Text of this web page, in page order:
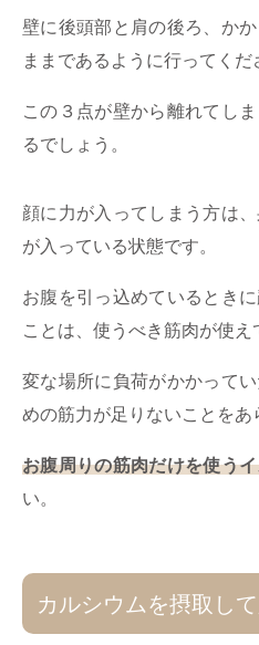
壁に後頭部と肩の後ろ、か
ままであるように行ってくだ
この３点が壁から離れてしま
るでしょう。
顔に力が入ってしまう方は
が入っている状態です。
お腹を引っ込めているとき
ことは、使うべき筋肉が使え
変な場所に負荷がかかって
めの筋力が足りないことをあ
お腹周りの筋肉だけを使う
い。
カルシウムを摂取し